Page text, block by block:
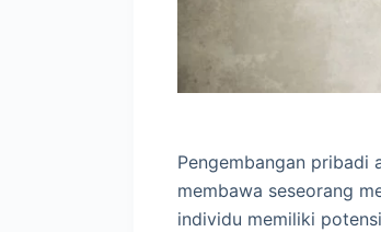
Pengembangan pribadi
membawa seseorang
individu memiliki